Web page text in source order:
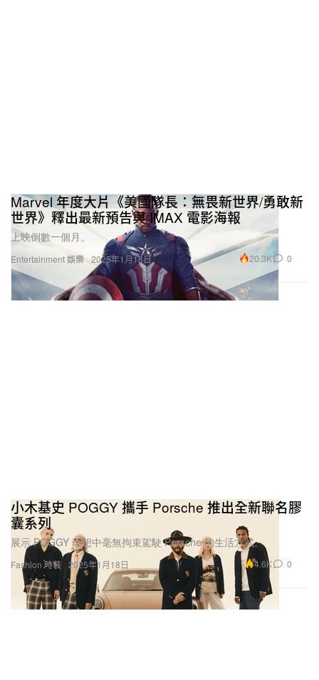
Entertainment 娛樂
Marvel 年度大片《美國隊長：無畏新世界/勇敢新
世界》釋出最新預告與 IMAX 電影海報
上映倒數一個月。
2025年1月18日 20.3K 0
Fashion 時裝
小木基史 POGGY 攜手 Porsche 推出全新聯名膠
囊系列
展示 POGGY 理想中毫無拘束駕駛 Porsche 的生活方式。
2025年1月18日 4.6K 0